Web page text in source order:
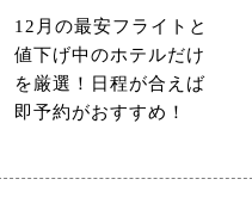
12月の最安フライトと
値下げ中のホテルだけ
を厳選！日程が合えば
即予約がおすすめ！